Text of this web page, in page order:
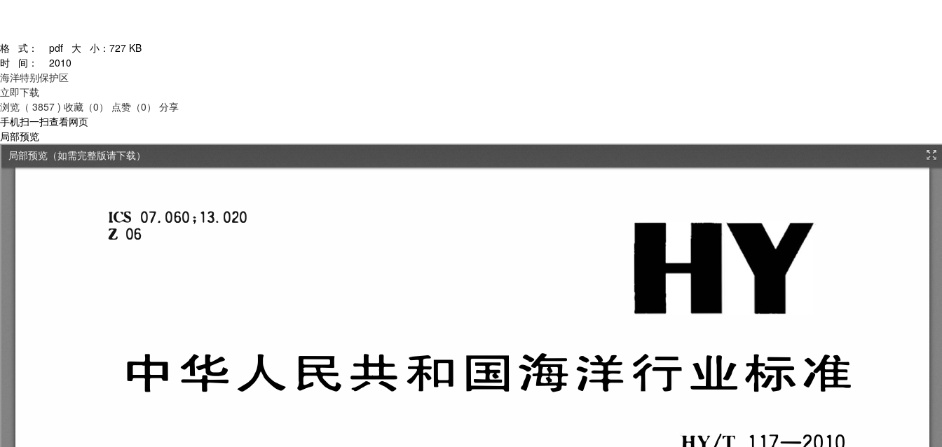
格 式： pdf 大 小： 727 KB
时 间：
2010
海洋特别保护区
立即下载
浏览（ 3857 ) 收藏（0） 点赞（0）
分享
手机扫一扫查看网页
局部预览